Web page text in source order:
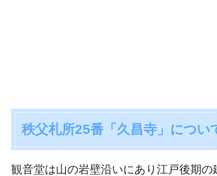
秩父札所25番「久昌寺」につい
観音堂は山の岩壁沿いにあり江戸後期の